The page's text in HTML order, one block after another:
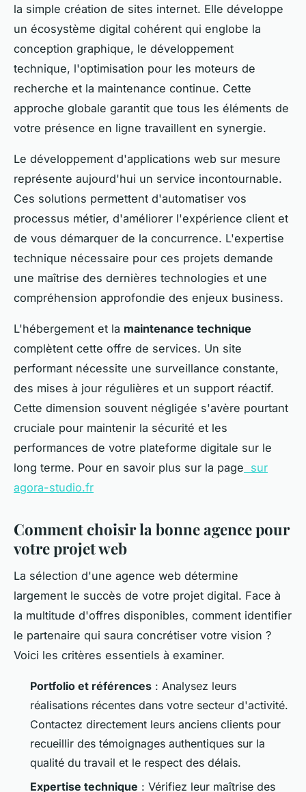
la simple création de sites internet. Elle développe
un écosystème digital cohérent qui englobe la
conception graphique, le développement
technique, l'optimisation pour les moteurs de
recherche et la maintenance continue. Cette
approche globale garantit que tous les éléments de
votre présence en ligne travaillent en synergie.
Le développement d'applications web sur mesure
représente aujourd'hui un service incontournable.
Ces solutions permettent d'automatiser vos
processus métier, d'améliorer l'expérience client et
de vous démarquer de la concurrence. L'expertise
technique nécessaire pour ces projets demande
une maîtrise des dernières technologies et une
compréhension approfondie des enjeux business.
L'hébergement et la maintenance technique
complètent cette offre de services. Un site
performant nécessite une surveillance constante,
des mises à jour régulières et un support réactif.
Cette dimension souvent négligée s'avère pourtant
cruciale pour maintenir la sécurité et les
performances de votre plateforme digitale sur le
long terme. Pour en savoir plus sur la page sur
agora-studio.fr
Comment choisir la bonne agence pour
votre projet web
La sélection d'une agence web détermine
largement le succès de votre projet digital. Face à
la multitude d'offres disponibles, comment identifier
le partenaire qui saura concrétiser votre vision ?
Voici les critères essentiels à examiner.
Portfolio et références : Analysez leurs
réalisations récentes dans votre secteur d'activité.
Contactez directement leurs anciens clients pour
recueillir des témoignages authentiques sur la
qualité du travail et le respect des délais.
Expertise technique : Vérifiez leur maîtrise des